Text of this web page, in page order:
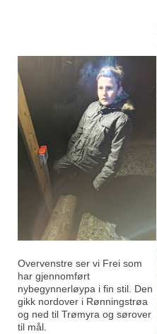
Overvenstre ser vi Frei som
har gjennomført
nybegynnerløypa i fin stil. Den
gikk nordover i Rønningstrøa
og ned til Trømyra og sørover
til mål.